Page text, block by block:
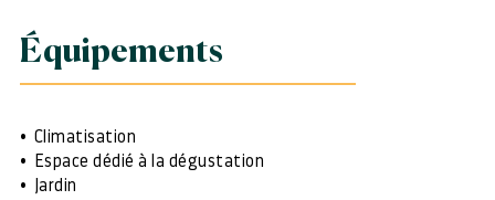
Équipements
Climatisation
Espace dédié à la dégustation
Jardin